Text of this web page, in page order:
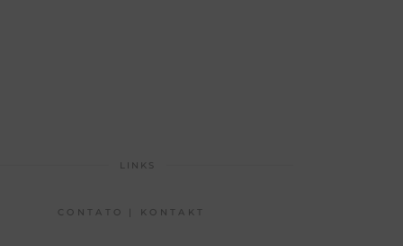
LINKS
CONTATO | KONTAKT